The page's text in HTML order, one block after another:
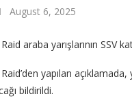
August 6, 2025
araba yarışlarının SSV
yapılan
bildirildi.